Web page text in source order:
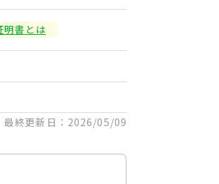
明書とは
最終更新日：2026/05/09